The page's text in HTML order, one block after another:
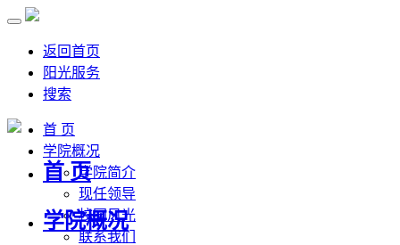
返回首页
阳光服务
搜索
首 页
学院概况
学院简介
现任领导
校园风光
联系我们
首 页
学院概况